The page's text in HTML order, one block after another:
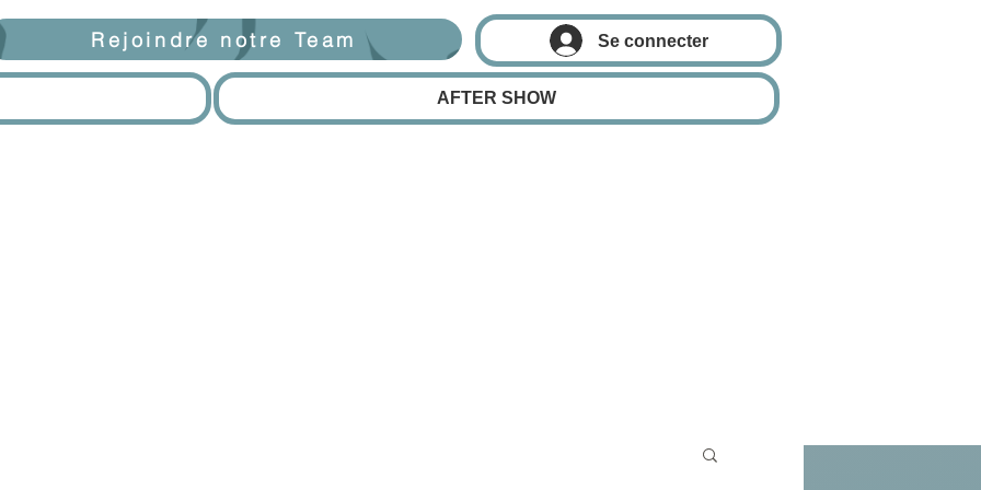
Rejoindre notre Team Se connecter
AFTER SHOW